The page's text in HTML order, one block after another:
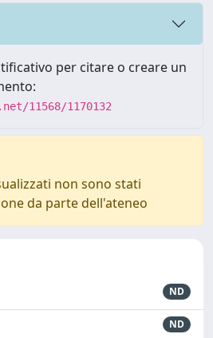
per citare o creare un
11568/1170132
non sono stati
da parte dell'ateneo
ND
ND